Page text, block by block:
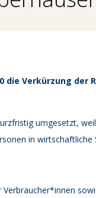
die Verkürzung
umgesetzt,
in wirtschaftliche